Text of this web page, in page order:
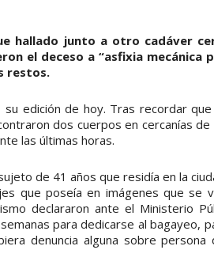
hallado junto a otro cadáver
el deceso a “asfixia mecánica
restos.
edición de hoy. Tras recordar
dos cuerpos en cercanías de
las últimas horas.
de 41 años que residía en la
que poseía en imágenes que se
declararon ante el Ministerio
para dedicarse al bagayeo,
denuncia alguna sobre persona